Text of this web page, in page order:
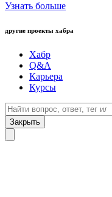
Узнать больше
другие проекты хабра
Хабр
Q&A
Карьера
Курсы
Закрыть